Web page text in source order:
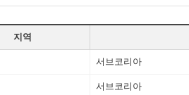
지역
서브코리아
서브코리아